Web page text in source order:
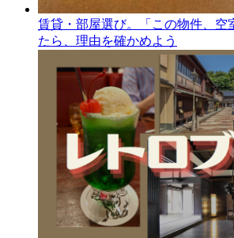
賃貸・部屋選び。「この物件、空
たら、理由を確かめよう